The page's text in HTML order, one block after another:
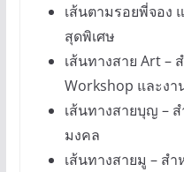
เส้นตามรอยพี่จอง
สุดพิเศษ
เส้นทางสาย Art –
Workshop และงา
เส้นทางสายบุญ –
มงคล
เส้นทางสายมู – ส